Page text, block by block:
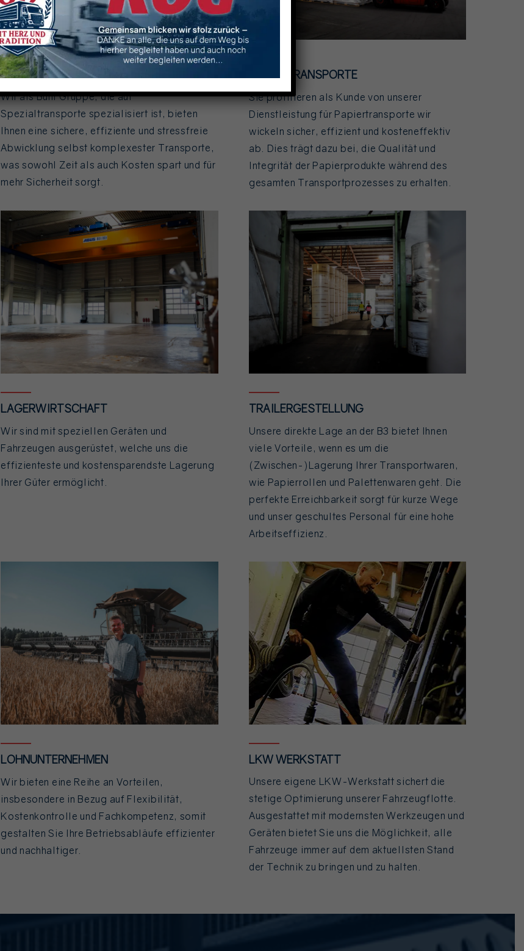
SPEZIALTRANSPORTE
Wir als Buhr Gruppe, die auf
Spezialtransporte spezialisiert ist, bieten
Ihnen eine sichere, effiziente und stressfreie
Abwicklung selbst komplexester Transporte,
was sowohl Zeit als auch Kosten spart und für
mehr Sicherheit sorgt.
PAPIERTRANSPORTE
Sie profitieren als Kunde von unserer
Dienstleistung für Papiertransporte wir
wickeln sicher, effizient und kosteneffektiv
ab. Dies trägt dazu bei, die Qualität und
Integrität der Papierprodukte während des
gesamten Transportprozesses zu erhalten.
LAGERWIRTSCHAFT
Wir sind mit speziellen Geräten und
Fahrzeugen ausgerüstet, welche uns die
effizienteste und kostensparendste Lagerung
Ihrer Güter ermöglicht.
TRAILERGESTELLUNG
Unsere direkte Lage an der B3 bietet Ihnen
viele Vorteile, wenn es um die
(Zwischen-)Lagerung Ihrer Transportwaren,
wie Papierrollen und Palettenwaren geht. Die
perfekte Erreichbarkeit sorgt für kurze Wege
und unser geschultes Personal für eine hohe
Arbeitseffizienz.
LOHNUNTERNEHMEN
Wir bieten eine Reihe an Vorteilen,
insbesondere in Bezug auf Flexibilität,
Kostenkontrolle und Fachkompetenz, somit
gestalten Sie Ihre Betriebsabläufe effizienter
und nachhaltiger.
LKW WERKSTATT
Unsere eigene LKW-Werkstatt sichert die
stetige Optimierung unserer Fahrzeugflotte.
Ausgestattet mit modernsten Werkzeugen und
Geräten bietet Sie uns die Möglichkeit, alle
Fahrzeuge immer auf dem aktuellsten Stand
der Technik zu bringen und zu halten.